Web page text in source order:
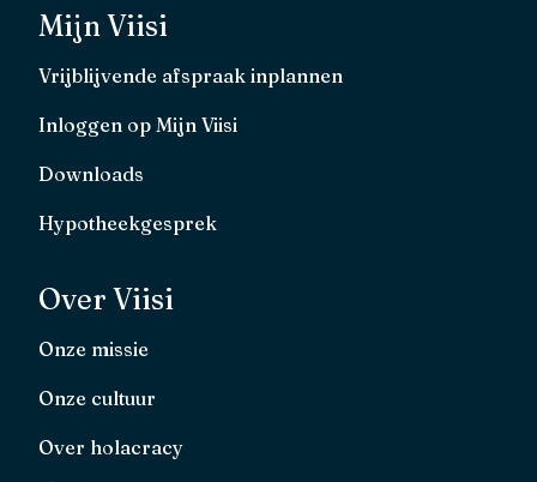
Mijn Viisi
Vrijblijvende afspraak inplannen
Inloggen op Mijn Viisi
Downloads
Hypotheekgesprek
Over Viisi
Onze missie
Onze cultuur
Over holacracy